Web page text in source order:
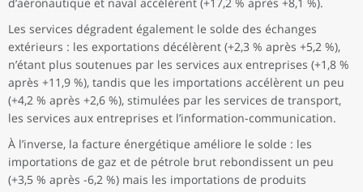
d’aéronautique et naval accélèrent (+17,2 % après +8,1 %).
Les services dégradent également le solde des échanges
extérieurs : les exportations décélèrent (+2,3 % après +5,2 %),
n’étant plus soutenues par les services aux entreprises (+1,8 %
après +11,9 %), tandis que les importations accélèrent un peu
(+4,2 % après +2,6 %), stimulées par les services de transport,
les services aux entreprises et l’information-communication.
À l’inverse, la facture énergétique améliore le solde : les
importations de gaz et de pétrole brut rebondissent un peu
(+3,5 % après -6,2 %) mais les importations de produits